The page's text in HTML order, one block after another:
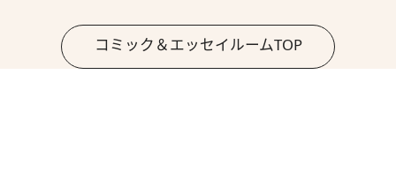
コミック＆エッセイルームTOP